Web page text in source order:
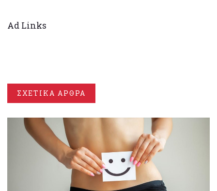
Ad Links
ΣΧΕΤΙΚΑ ΑΡΘΡΑ